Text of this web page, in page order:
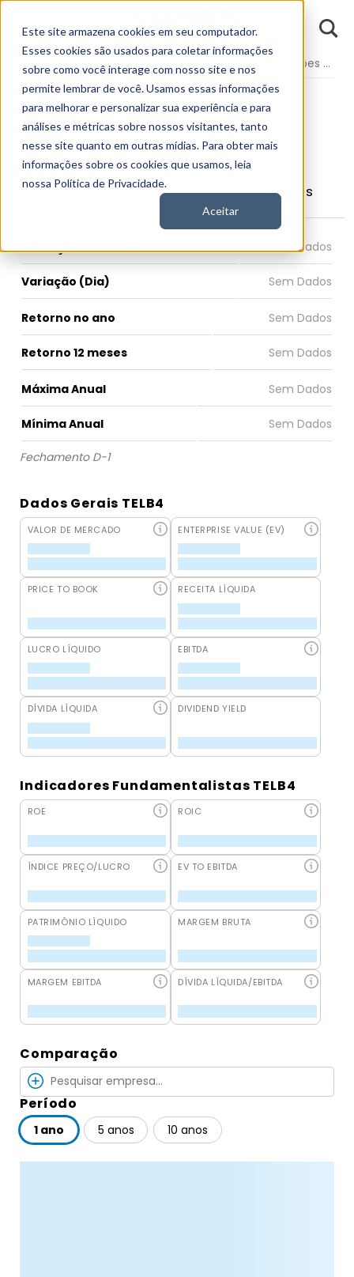
Este site armazena cookies em seu computador.
Esses cookies são usados para coletar informações
sobre como você interage com nosso site e nos
permite lembrar de você. Usamos essas informações
para melhorar e personalizar sua experiência e para
análises e métricas sobre nossos visitantes, tanto
nesse site quanto em outras mídias. Para obter mais
informações sobre os cookies que usamos, leia
nossa Política de Privacidade.
Aceitar
Empresas TELB4 - Telecomunicações Brasileiras S.A.
TELB4
Telecomunicações Brasileiras S.A. - Telebras
COTAÇÃO TELB4 HOJE
Variação (Dia)
Retorno no ano
Retorno 12 meses
Máxima Anual
Mínima Anual
Fechamento D-1
Dados Gerais TELB4
VALOR DE MERCADO ENTERPRISE VALUE (EV)
PRICE TO BOOK RECEITA LÍQUIDA
LUCRO LÍQUIDO EBITDA
DÍVIDA LÍQUIDA DIVIDEND YIELD
Indicadores Fundamentalistas TELB4
ROE ROIC
ÍNDICE PREÇO/LUCRO EV TO EBITDA
PATRIMÔNIO LÍQUIDO MARGEM BRUTA
MARGEM EBITDA DÍVIDA LÍQUIDA/EBITDA
Comparação
Período
1 ano 5 anos 10 anos